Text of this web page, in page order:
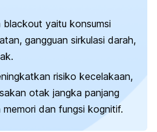
blackout yaitu konsumsi
gangguan sirkulasi darah,
risiko kecelakaan,
otak jangka panjang
dan fungsi kognitif.